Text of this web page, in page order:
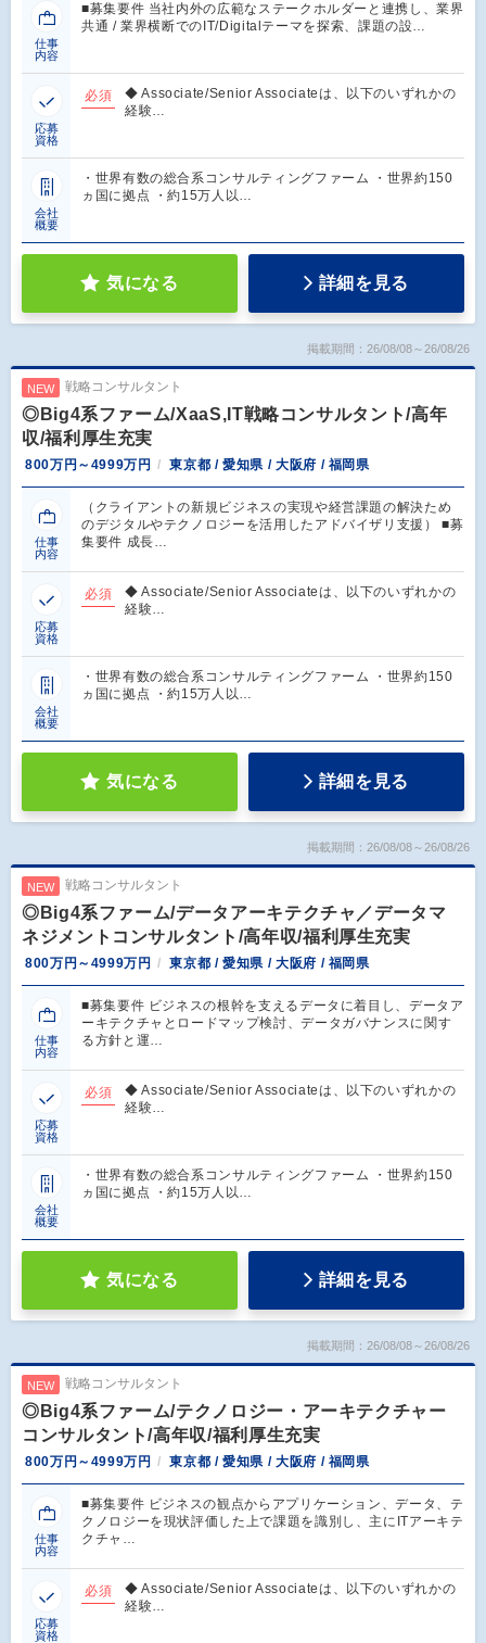
仕事
内容
■募集要件 当社内外の広範なステークホルダーと連携し、業界
共通 / 業界横断でのIT/Digitalテーマを探索、課題の設…
応募
資格
必須
◆ Associate/Senior Associateは、以下のいずれかの
経験…
会社
概要
・世界有数の総合系コンサルティングファーム ・世界約150
ヵ国に拠点 ・約15万人以…
気になる 詳細を見る
掲載期間：26/08/08～26/08/26
NEW 戦略コンサルタント
◎Big4系ファーム/XaaS,IT戦略コンサルタント/高年
収/福利厚生充実
800万円～4999万円 東京都 / 愛知県 / 大阪府 / 福岡県
仕事
内容
（クライアントの新規ビジネスの実現や経営課題の解決ため
のデジタルやテクノロジーを活用したアドバイザリ支援） ■募
集要件 成長…
応募
資格
必須
◆ Associate/Senior Associateは、以下のいずれかの
経験…
会社
概要
・世界有数の総合系コンサルティングファーム ・世界約150
ヵ国に拠点 ・約15万人以…
気になる 詳細を見る
掲載期間：26/08/08～26/08/26
NEW 戦略コンサルタント
◎Big4系ファーム/データアーキテクチャ／データマ
ネジメントコンサルタント/高年収/福利厚生充実
800万円～4999万円 東京都 / 愛知県 / 大阪府 / 福岡県
仕事
内容
■募集要件 ビジネスの根幹を支えるデータに着目し、データア
ーキテクチャとロードマップ検討、データガバナンスに関す
る方針と運…
応募
資格
必須
◆ Associate/Senior Associateは、以下のいずれかの
経験…
会社
概要
・世界有数の総合系コンサルティングファーム ・世界約150
ヵ国に拠点 ・約15万人以…
気になる 詳細を見る
掲載期間：26/08/08～26/08/26
NEW 戦略コンサルタント
◎Big4系ファーム/テクノロジー・アーキテクチャー
コンサルタント/高年収/福利厚生充実
800万円～4999万円 東京都 / 愛知県 / 大阪府 / 福岡県
仕事
内容
■募集要件 ビジネスの観点からアプリケーション、データ、テ
クノロジーを現状評価した上で課題を識別し、主にITアーキテ
クチャ…
応募
資格
必須
◆ Associate/Senior Associateは、以下のいずれかの
経験…